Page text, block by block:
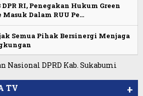
RI, Penegakan Hukum Green
Dalam RUU Pe…
Semua Pihak Bersinergi Menjaga
TV +